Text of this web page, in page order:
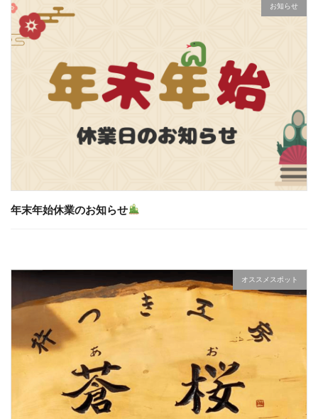
お知らせ
年末年始休業のお知らせ
オススメスポット